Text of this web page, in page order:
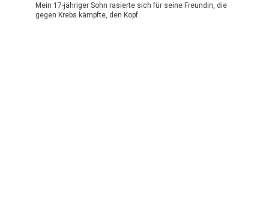
Mein 17-jähriger Sohn rasierte sich für seine Freundin, die
gegen Krebs kämpfte, den Kopf